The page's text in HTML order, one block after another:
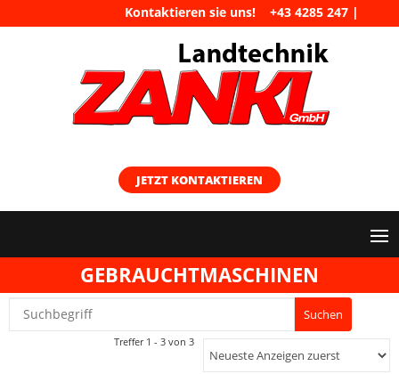
Kontaktieren sie uns!+43 4285 247 |
maschinen@landtechnik-zankl.at
JETZT KONTAKTIEREN
GEBRAUCHTMASCHINEN
Treffer 1 - 3 von 3